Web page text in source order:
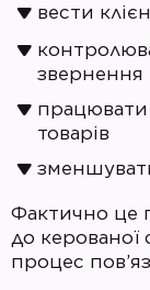
вести
звернення
працювати
товарів
Фактично це
до керованої
процес